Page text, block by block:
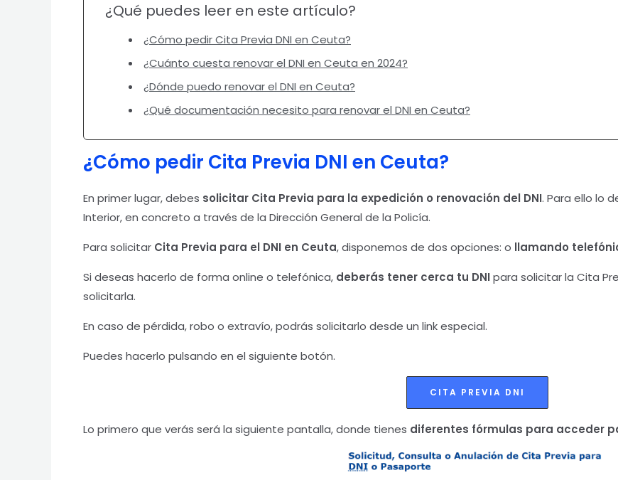
¿Qué puedes leer en este artículo?
¿Cómo pedir Cita Previa DNI en Ceuta?
¿Cuánto cuesta renovar el DNI en Ceuta en 2024?
¿Dónde puedo renovar el DNI en Ceuta?
¿Qué documentación necesito para renovar el DNI en Ceuta?
¿Cómo pedir Cita Previa DNI en Ceuta?
En primer lugar, debes solicitar Cita Previa para la expedición o renovación del DNI. Para ello lo
Interior, en concreto a través de la Dirección General de la Policía.
Para solicitar Cita Previa para el DNI en Ceuta, disponemos de dos opciones: o llamando
Si deseas hacerlo de forma online o telefónica, deberás tener cerca tu DNIpara solicitar la Cita
solicitarla.
En caso de pérdida, robo o extravío, podrás solicitarlo desde un link especial.
Puedes hacerlo pulsando en el siguiente botón.
CITA PREVIA DNI
Lo primero que verás será la siguiente pantalla, donde tienes diferentes fórmulas para acceder